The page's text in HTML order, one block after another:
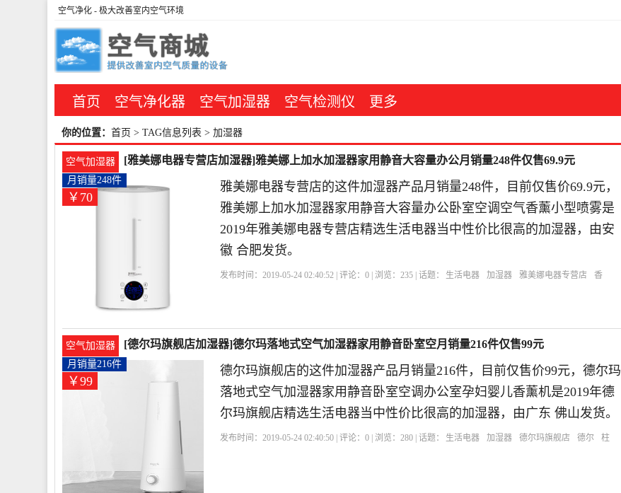
空气净化 - 极大改善室内空气环境
首页 空气净化器 空气加湿器 空气检测仪 更多
你的位置： 首页 > TAG信息列表 > 加湿器
空气加湿器 [雅美娜电器专营店加湿器]雅美娜上加水加湿器家用静音大容量办公月销量248件仅售69.9元
￥70
月销量248件
雅美娜电器专营店的这件加湿器产品月销量248件，目前仅售价69.9元，
雅美娜上加水加湿器家用静音大容量办公卧室空调空气香薰小型喷雾是
2019年雅美娜电器专营店精选生活电器当中性价比很高的加湿器，由安
徽 合肥发货。
发布时间：2019-05-24 02:40:52 | 评论：0 | 浏览：235 | 话题： 生活电器 加湿器 雅美娜电器专营店
香
空气加湿器 [德尔玛旗舰店加湿器]德尔玛落地式空气加湿器家用静音卧室空月销量216件仅售99元
￥99
月销量216件
德尔玛旗舰店的这件加湿器产品月销量216件，目前仅售价99元，德尔玛
落地式空气加湿器家用静音卧室空调办公室孕妇婴儿香薰机是2019年德
尔玛旗舰店精选生活电器当中性价比很高的加湿器，由广东 佛山发货。
发布时间：2019-05-24 02:40:50 | 评论：0 | 浏览：280 | 话题： 生活电器 加湿器 德尔玛旗舰店 德尔
柱